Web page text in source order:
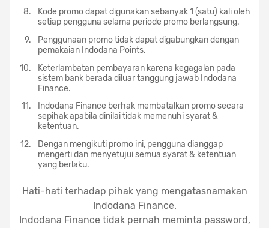
Kode promo dapat digunakan sebanyak 1 (satu) kali oleh
setiap pengguna selama periode promo berlangsung.
Penggunaan promo tidak dapat digabungkan dengan
pemakaian Indodana Points.
Keterlambatan pembayaran karena kegagalan pada
sistem bank berada diluar tanggung jawab Indodana
Finance.
Indodana Finance berhak membatalkan promo secara
sepihak apabila dinilai tidak memenuhi syarat &
ketentuan.
Dengan mengikuti promo ini, pengguna dianggap
mengerti dan menyetujui semua syarat & ketentuan
yang berlaku.
Hati-hati terhadap pihak yang mengatasnamakan
Indodana Finance.
Indodana Finance tidak pernah meminta password,